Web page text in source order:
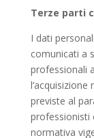
Terze parti
I dati
comunicati a
professionali
previste al
professionisti
normativa